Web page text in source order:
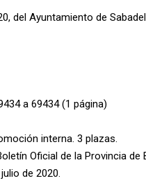
del Ayuntamiento de
a 69434 (1 página)
interna. 3 plazas.
Oficial de la Provincia
de 2020.